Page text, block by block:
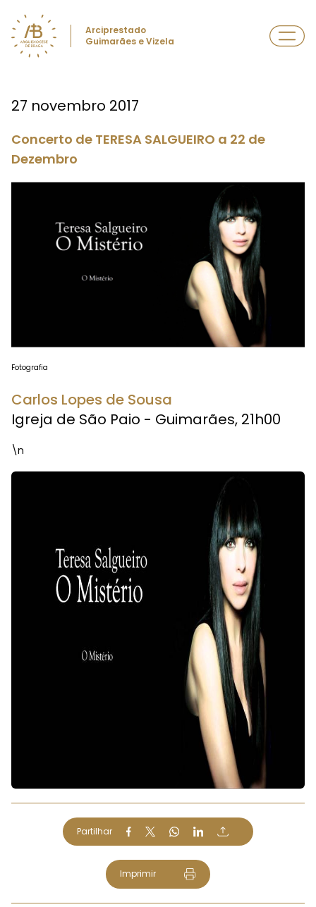
Arciprestado
Guimarães e Vizela
27 novembro 2017
Concerto de TERESA SALGUEIRO a 22 de
Dezembro
Fotografia
Carlos Lopes de Sousa
Igreja de São Paio - Guimarães, 21h00
\n
Partilhar
Imprimir